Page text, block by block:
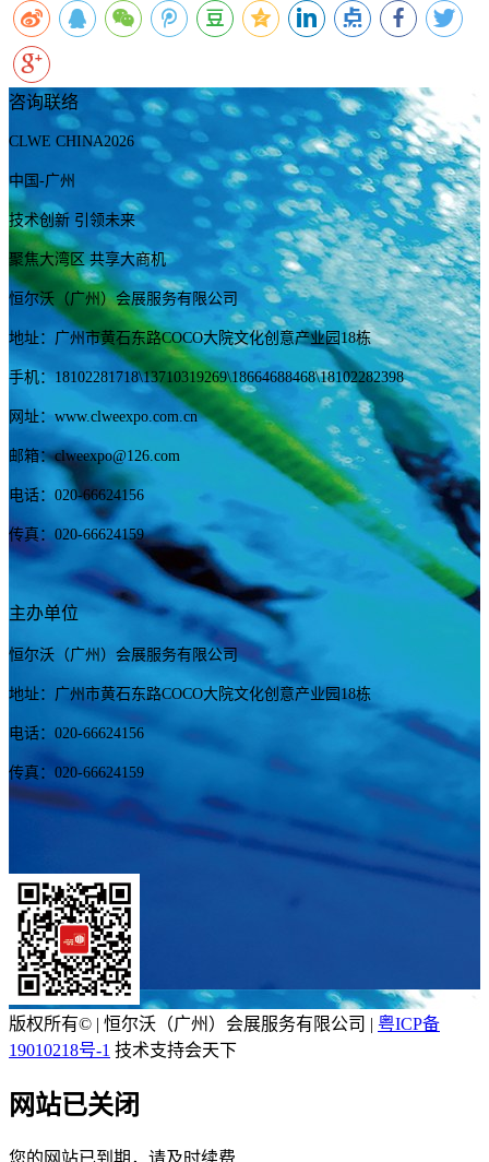
咨询联络
CLWE CHINA2026
中国-广州
技术创新 引领未来
聚焦大湾区 共享大商机
恒尔沃（广州）会展服务有限公司
地址：广州市黄石东路COCO大院文化创意产业园18栋
手机： 18102281718\13710319269\18664688468\18102282398
网址：www.clweexpo.com.cn
邮箱：clweexpo@126.com
电话：020-66624156
传真：020-66624159
主办单位
恒尔沃（广州）会展服务有限公司
地址：广州市黄石东路COCO大院文化创意产业园18栋
电话：020-66624156
传真：020-66624159
版权所有© | 恒尔沃（广州）会展服务有限公司 | 粤ICP备
19010218号-1 技术支持会天下
网站已关闭
您的网站已到期，请及时续费